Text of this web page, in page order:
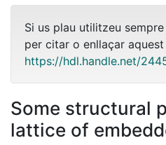
Si us plau utilitzeu
per citar o enllaçar
https://hdl.handle.net/
Some structural
lattice of